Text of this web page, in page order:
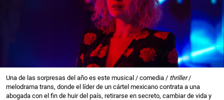
Una de las sorpresas del año es este musical / comedia / thriller/
melodrama trans, donde el líder de un cártel mexicano contrata a una
abogada con el fin de huir del país, retirarse en secreto, cambiar de vida y